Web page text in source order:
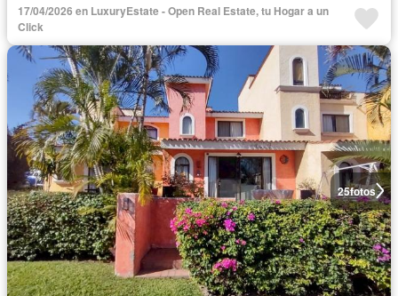
17/04/2026 en LuxuryEstate - Open Real Estate, tu Hogar a un
Click
25fotos